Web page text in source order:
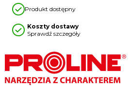
Produkt dostępny
Koszty dostawy
Sprawdź szczegóły